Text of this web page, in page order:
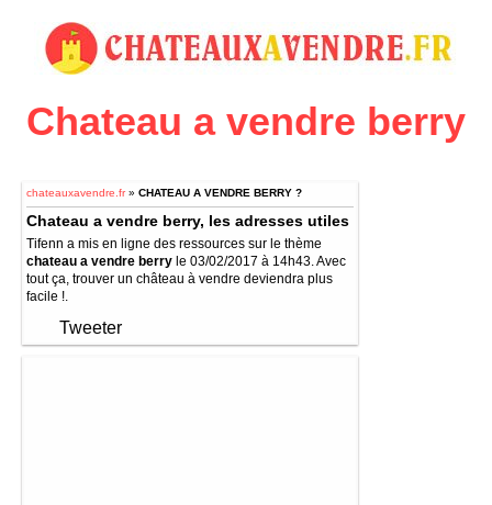
Chateau a vendre berry
chateauxavendre.fr» CHATEAU A VENDRE BERRY ?
Chateau a vendre berry, les adresses utiles
Tifenn a mis en ligne des ressources sur le thème
chateau a vendre berry le 03/02/2017 à 14h43. Avec
tout ça, trouver un château à vendre deviendra plus
facile !.
Tweeter